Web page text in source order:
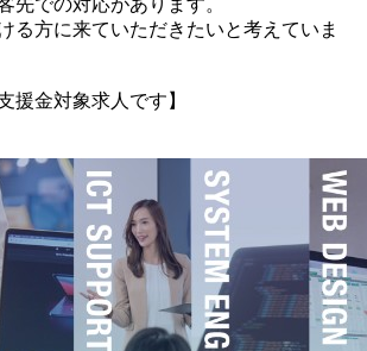
る方に来ていただきたいと考えていま
援金対象求人です】